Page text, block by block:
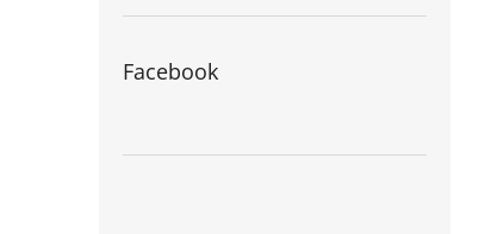
Facebook